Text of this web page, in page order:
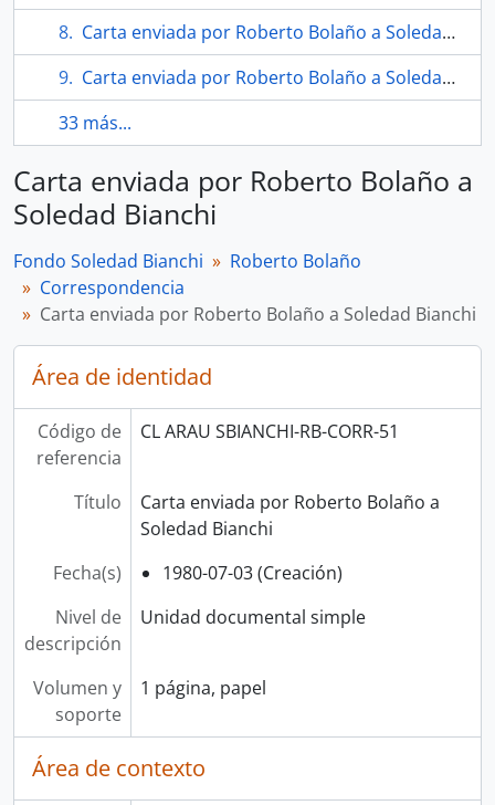
Carta enviada por Roberto Bolaño a Soledad Bianchi
Carta enviada por Roberto Bolaño a Soledad Bianchi
33 más...
Carta enviada por Roberto Bolaño a
Soledad Bianchi
Fondo Soledad Bianchi
Roberto Bolaño
Correspondencia
Carta enviada por Roberto Bolaño a Soledad Bianchi
Área de identidad
Código de
referencia
CL ARAU SBIANCHI-RB-CORR-51
Título
Carta enviada por Roberto Bolaño a
Soledad Bianchi
Fecha(s)
1980-07-03 (Creación)
Nivel de
descripción
Unidad documental simple
Volumen y
soporte
1 página, papel
Área de contexto